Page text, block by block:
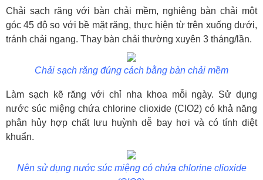
Chải sạch răng với bàn chải mềm, nghiêng bàn chải một
góc 45 độ so với bề mặt răng, thực hiện từ trên xuống dưới,
tránh chải ngang. Thay bàn chải thường xuyên 3 tháng/lần.
Chải sạch răng đúng cách bằng bàn chải mềm
Làm sạch kẽ răng với chỉ nha khoa mỗi ngày. Sử dụng
nước súc miệng chứa chlorine clioxide (CIO2) có khả năng
phân hủy hợp chất lưu huỳnh dễ bay hơi và có tính diệt
khuẩn.
Nên sử dụng nước súc miệng có chứa chlorine clioxide